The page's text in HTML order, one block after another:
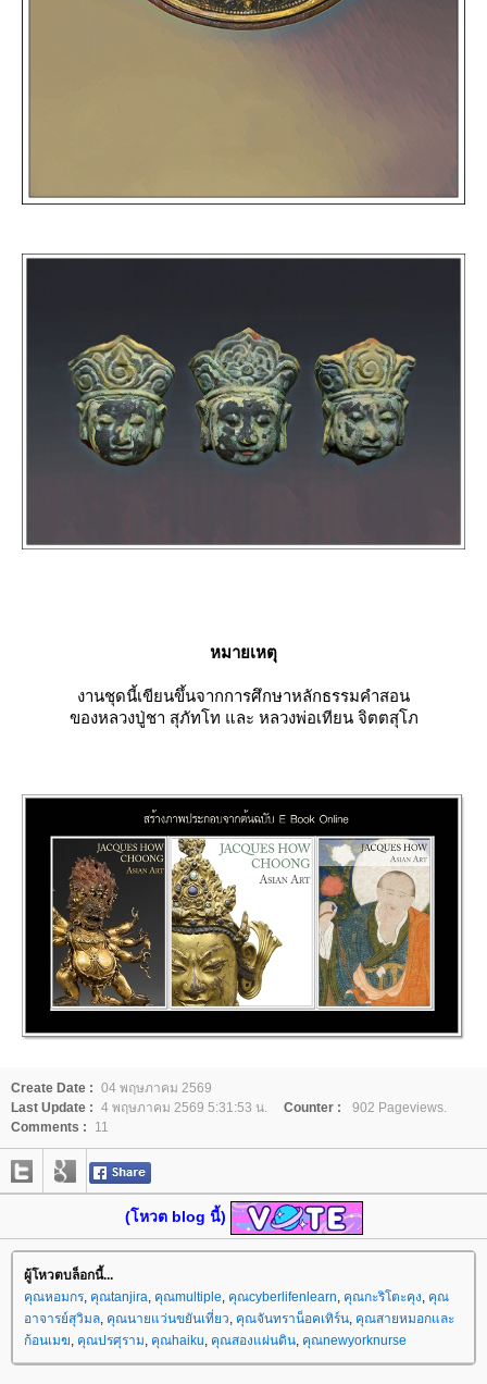
หมายเหตุ
งานชุดนี้เขียนขึ้นจากการศึกษาหลักธรรมคำสอน
ของหลวงปู่ชา สุภัทโท และ หลวงพ่อเทียน จิตตสุโภ
Create Date : 04 พฤษภาคม 2569
Last Update : 4 พฤษภาคม 2569 5:31:53 น. Counter :
902 Pageviews.
Comments :
11
(โหวต blog นี้)
ผู้โหวตบล็อกนี้...
คุณหอมกร, คุณtanjira, คุณmultiple, คุณcyberlifenlearn, คุณกะริโตะคุง, คุณ
อาจารย์สุวิมล, คุณนายแว่นขยันเที่ยว, คุณจันทราน็อคเทิร์น, คุณสายหมอกและ
ก้อนเมฆ, คุณปรศุราม, คุณhaiku, คุณสองแผ่นดิน, คุณnewyorknurse